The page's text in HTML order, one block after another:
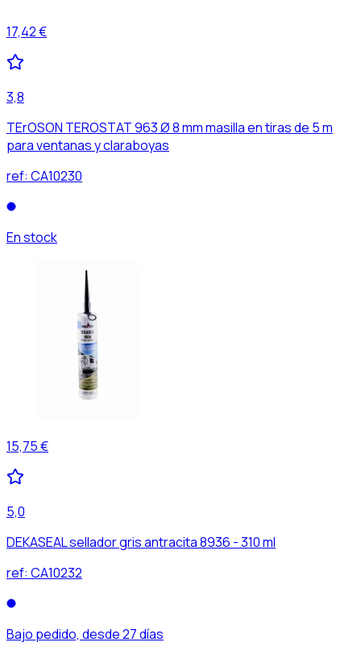
17,42 €
3,8
TErOSON TEROSTAT 963 Ø 8 mm masilla en tiras de 5 m
para ventanas y claraboyas
ref: CA10230
En stock
15,75 €
5,0
DEKASEAL sellador gris antracita 8936 - 310 ml
ref: CA10232
Bajo pedido, desde 27 días